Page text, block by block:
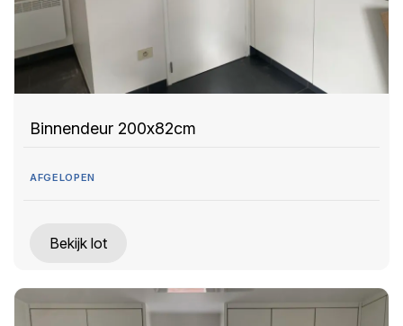
Binnendeur 200x82cm
AFGELOPEN
Bekijk lot